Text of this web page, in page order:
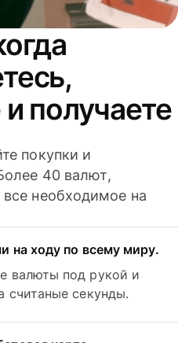
получаете
покупки и
40 валют,
необходимое на
на ходу по всему миру.
валюты под рукой и
считаные секунды.